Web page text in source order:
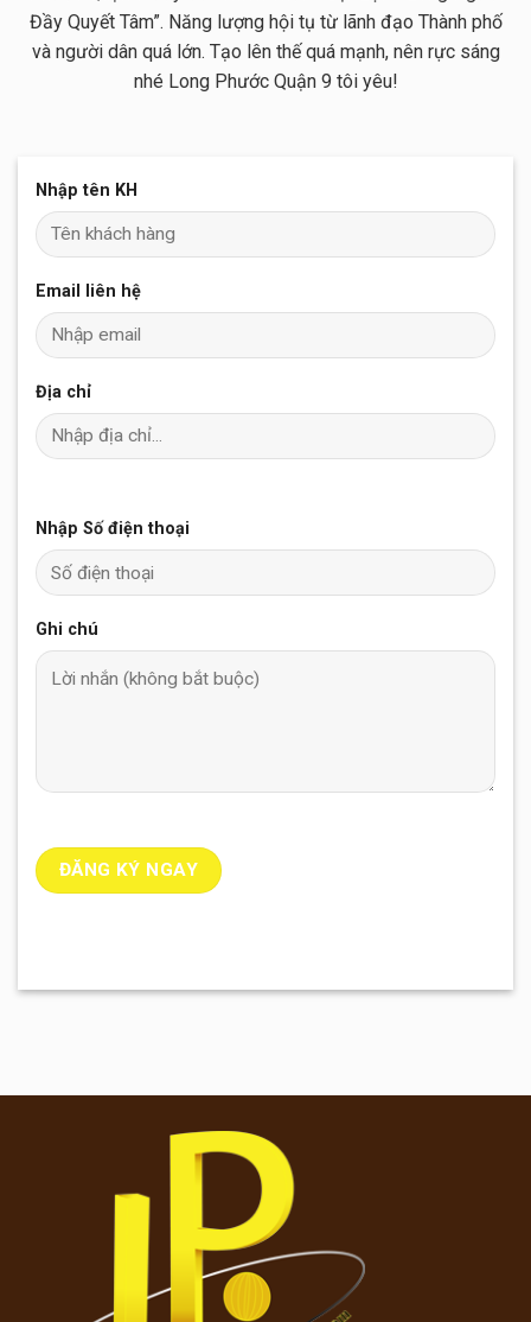
Đầy Quyết Tâm”. Năng lượng hội tụ từ lãnh đạo Thành phố
và người dân quá lớn. Tạo lên thế quá mạnh, nên rực sáng
nhé Long Phước Quận 9 tôi yêu!
Nhập tên KH
Email liên hệ
Địa chỉ
Nhập Số điện thoại
Ghi chú